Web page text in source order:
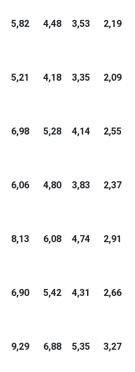
5,82 4,48 3,53 2,19
5,21 4,18 3,35 2,09
6,98 5,28 4,14 2,55
6,06 4,80 3,83 2,37
8,13 6,08 4,74 2,91
6,90 5,42 4,31 2,66
9,29 6,88 5,35 3,27